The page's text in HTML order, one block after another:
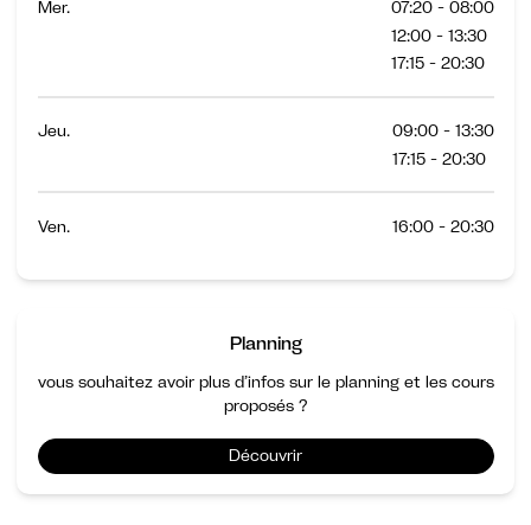
Planning
vous souhaitez avoir plus d’infos sur le planning et les cours
proposés ?
Découvrir
Mer.
07:20 - 08:00
12:00 - 13:30
17:15 - 20:30
Jeu.
09:00 - 13:30
17:15 - 20:30
Ven. 16:00 - 20:30